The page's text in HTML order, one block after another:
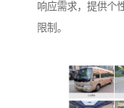
响应需求，提供个
限制。